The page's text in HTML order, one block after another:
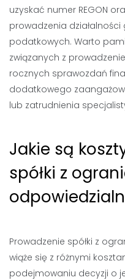
uzyskać numer REGON
prowadzenia
podatkowych. Warto
związanych z
rocznych sprawozdań
dodatkowego
lub zatrudnienia
Jakie są
spółki z
Prowadzenie spółki z
wiąże się z różnymi
podejmowaniu decyzji o